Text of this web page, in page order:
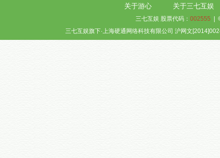
关于游心 关于三七互娱
三七互娱 股票代码： 002555 |
三七互娱旗下·上海硬通网络科技有限公司 沪网文